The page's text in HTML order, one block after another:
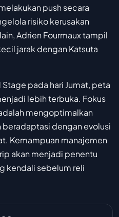
push secara
risiko kerusakan
Adrien Fourmaux tampil
jarak dengan Katsuta
pada hari Jumat, peta
lebih terbuka. Fokus
mengoptimalkan
dengan evolusi
Kemampuan manajemen
akan menjadi penentu
kendali sebelum reli